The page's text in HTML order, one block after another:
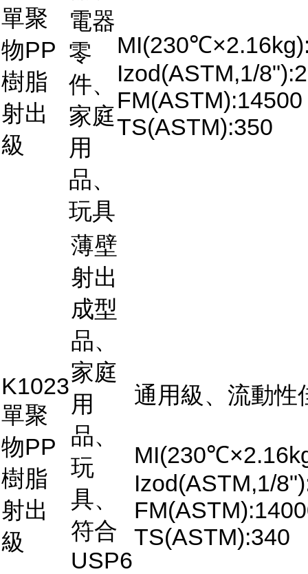
單聚
物PP
樹脂
射出
級
電器
零
件、
家庭
用
品、
玩具
Izod(ASTM,1/
FM(ASTM):14500
TS(ASTM):350
K1023
單聚
物PP
樹脂
射出
級
薄壁
射出
成型
品、
家庭
用
品、
玩
具、
符合
USP6
通用級、流動性
Izod(ASTM,1/
TS(ASTM):340